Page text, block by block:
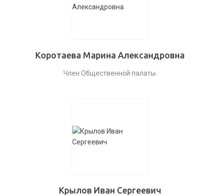
Коротаева Марина Александровна
Член Общественной палаты.
Крылов Иван Сергеевич